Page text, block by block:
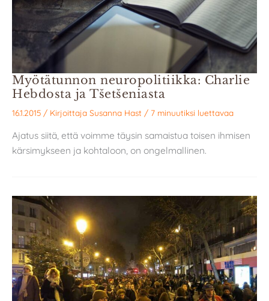
Myötätunnon neuropolitiikka: Charlie
Hebdosta ja Tšetšeniasta
16.1.2015 / Kirjoittaja Susanna Hast / 7 minuutiksi luettavaa
Ajatus siitä, että voimme täysin samaistua toisen ihmisen
kärsimykseen ja kohtaloon, on ongelmallinen.